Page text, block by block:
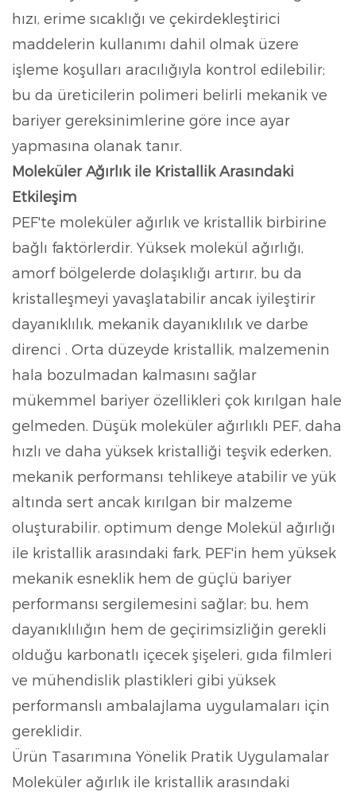
hızı, erime sıcaklığı ve çekirdekleştirici
maddelerin kullanımı dahil olmak üzere
işleme koşulları aracılığıyla kontrol edilebilir;
bu da üreticilerin polimeri belirli mekanik ve
bariyer gereksinimlerine göre ince ayar
yapmasına olanak tanır.
Moleküler Ağırlık ile Kristallik Arasındaki
Etkileşim
PEF'te moleküler ağırlık ve kristallik birbirine
bağlı faktörlerdir. Yüksek molekül ağırlığı,
amorf bölgelerde dolaşıklığı artırır, bu da
kristalleşmeyi yavaşlatabilir ancak iyileştirir
dayanıklılık, mekanik dayanıklılık ve darbe
direnci . Orta düzeyde kristallik, malzemenin
hala bozulmadan kalmasını sağlar
mükemmel bariyer özellikleri çok kırılgan hale
gelmeden. Düşük moleküler ağırlıklı PEF, daha
hızlı ve daha yüksek kristalliği teşvik ederken,
mekanik performansı tehlikeye atabilir ve yük
altında sert ancak kırılgan bir malzeme
oluşturabilir. optimum denge Molekül ağırlığı
ile kristallik arasındaki fark, PEF'in hem yüksek
mekanik esneklik hem de güçlü bariyer
performansı sergilemesini sağlar; bu, hem
dayanıklılığın hem de geçirimsizliğin gerekli
olduğu karbonatlı içecek şişeleri, gıda filmleri
ve mühendislik plastikleri gibi yüksek
performanslı ambalajlama uygulamaları için
gereklidir.
Ürün Tasarımına Yönelik Pratik Uygulamalar
Moleküler ağırlık ile kristallik arasındaki